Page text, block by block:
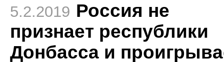
5.2.2019 Россия не
признает республики
Донбасса и